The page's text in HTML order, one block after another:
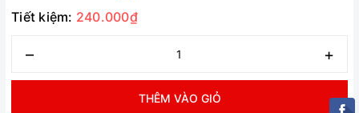
Tiết kiệm: 240.000₫
– +
THÊM VÀO GIỎ